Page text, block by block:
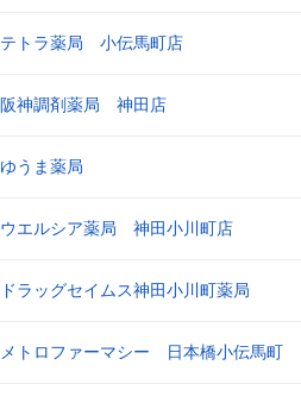
テトラ薬局 小伝馬町店
阪神調剤薬局 神田店
ゆうま薬局
ウエルシア薬局 神田小川町店
ドラッグセイムス神田小川町薬局
メトロファーマシー 日本橋小伝馬町